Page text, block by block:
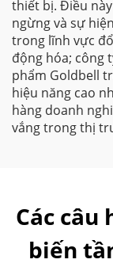
thiết bị. Điều
ngừng và sự
trong lĩnh vực
động hóa; công
phẩm Goldbell
hiệu năng cao
hàng doanh
vắng trong thị
Các câu
biến